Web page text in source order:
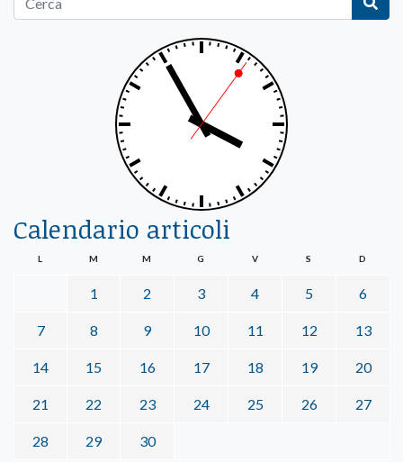
Calendario articoli
L M M G V S D
1 2 3 4 5 6
7 8 9 10 11 12 13
14 15 16 17 18 19 20
21 22 23 24 25 26 27
28 29 30